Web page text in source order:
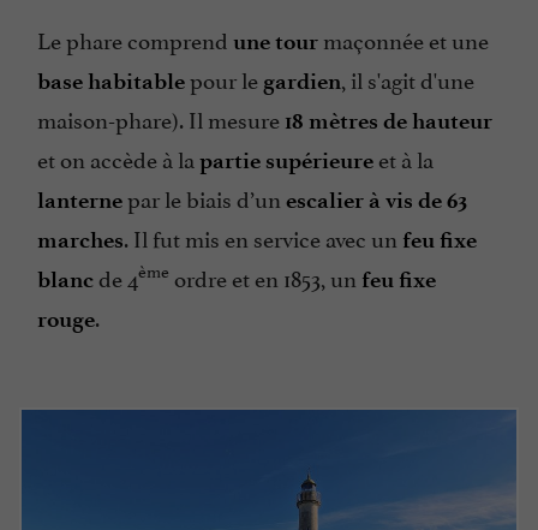
Le phare comprend une tour maçonnée et une
base habitablepour le gardien, il s'agit d'une
maison-phare). Il mesure 18 mètres de hauteur
et on accède à la partie supérieure et à la
lanternepar le biais d’un escalier à vis de 63
marches. Il fut mis en service avec un feu fixe
blancde 4ème ordre et en 1853, un feu fixe
rouge.